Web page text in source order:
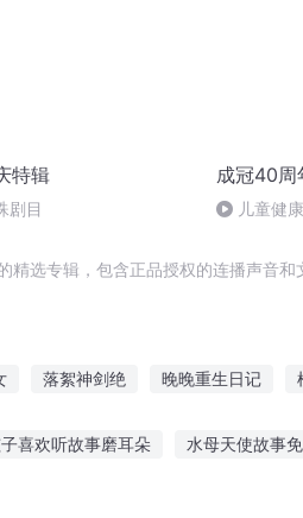
特辑
剧目
成冠40周
儿童健
选专辑，包含正品授权的连播声音
落絮神剑绝 晚晚重生日记
喜欢听故事磨耳朵 水母天使故事